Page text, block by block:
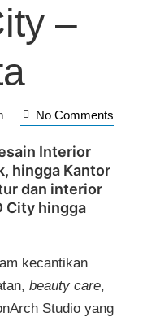
–
No Comments
Interior
hingga Kantor
dan interior
City hingga
kecantikan
beauty care,
Studio yang